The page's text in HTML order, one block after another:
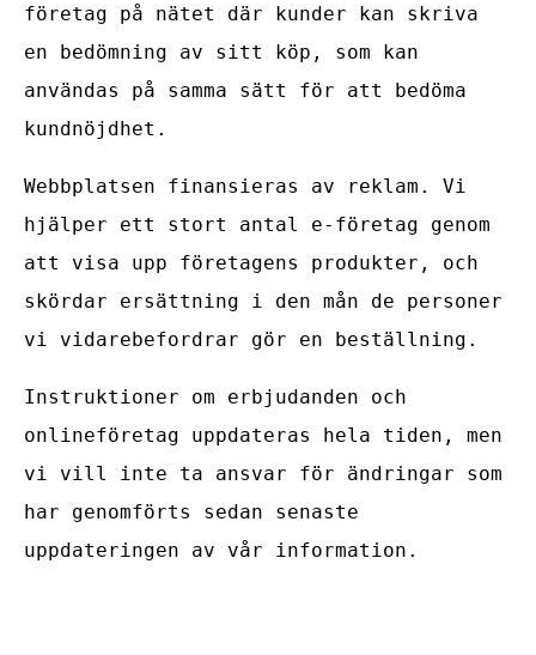
företag på nätet där kunder kan skriva
en bedömning av sitt köp, som kan
användas på samma sätt för att bedöma
kundnöjdhet.
Webbplatsen finansieras av reklam. Vi
hjälper ett stort antal e-företag genom
att visa upp företagens produkter, och
skördar ersättning i den mån de personer
vi vidarebefordrar gör en beställning.
Instruktioner om erbjudanden och
onlineföretag uppdateras hela tiden, men
vi vill inte ta ansvar för ändringar som
har genomförts sedan senaste
uppdateringen av vår information.